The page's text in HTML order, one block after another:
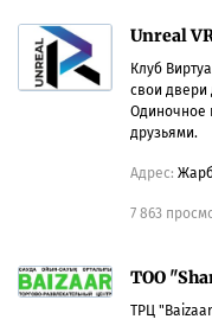
Unreal
Клуб
свои
Одиночное
друзьями.
Адрес:
7 863
TOO
ТРЦ